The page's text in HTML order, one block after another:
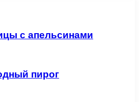
с апельсинами
пирог